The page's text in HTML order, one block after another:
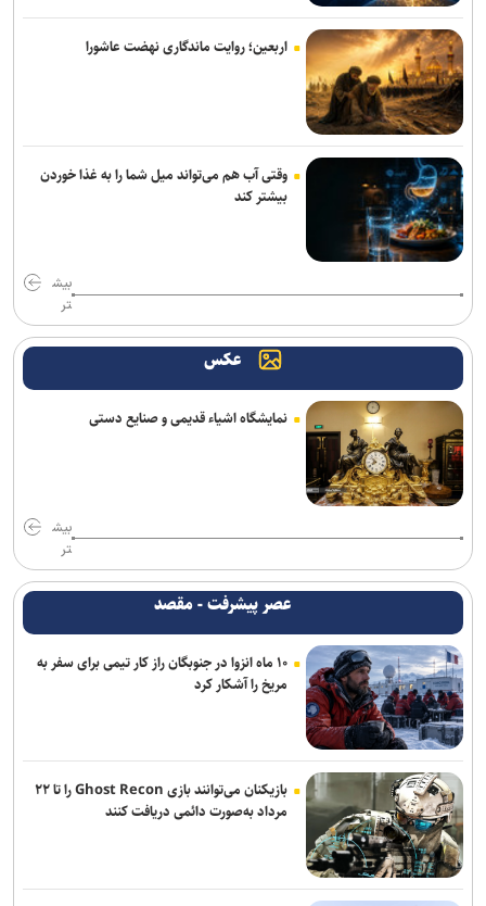
اربعین؛ روایت ماندگاری نهضت عاشورا
وقتی آب هم می‌تواند میل شما را به غذا خوردن
بیشتر کند
بیش
تر
عکس
نمایشگاه اشیاء قدیمی و صنایع دستی
بیش
تر
عصر پیشرفت - مقصد
۱۰ ماه انزوا در جنوبگان راز کار تیمی برای سفر به
مریخ را آشکار کرد
بازیکنان می‌توانند بازی Ghost Recon را تا ۲۲
مرداد به‌صورت دائمی دریافت کنند